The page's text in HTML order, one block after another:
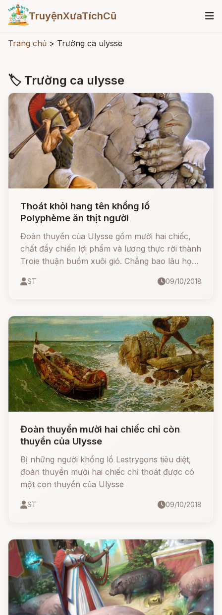
TruyệnXưaTíchCũ
Trang chủ > Trường ca ulysse
🏷 Trường ca ulysse
Thoát khỏi hang tên khổng lồ
Polyphème ăn thịt người
Đoàn thuyền của Ulysse gồm mười hai chiếc,
chất đầy chiến lợi phẩm và lương thực rời thành
Troie thuận buồm xuôi gió. Chẳng bao lâu họ
ST 09/10/2018
Đoàn thuyền mười hai chiếc chỉ còn
thuyền của Ulysse
Bị những người khổng lồ Lestrygons tiêu diệt,
đoàn thuyền mười hai chiếc chỉ thoát được có
một con thuyền của Ulysse
ST 09/10/2018